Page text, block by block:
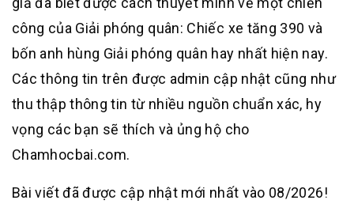
công của Giải phóng quân: Chiếc xe tăng 390 và
bốn anh hùng Giải phóng quân hay nhất hiện nay.
Các thông tin trên được admin cập nhật cũng như
thu thập thông tin từ nhiều nguồn chuẩn xác, hy
vọng các bạn sẽ thích và ủng hộ cho
Chamhocbai.com.
Bài viết đã được cập nhật mới nhất vào 08/2026!